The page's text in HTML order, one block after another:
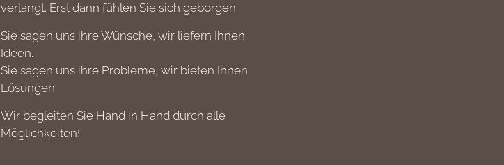
verlangt. Erst dann fühlen Sie sich geborgen.
Sie sagen uns ihre Wünsche, wir liefern Ihnen
Ideen.
Sie sagen uns ihre Probleme, wir bieten Ihnen
Lösungen.
Wir begleiten Sie Hand in Hand durch alle
Möglichkeiten!